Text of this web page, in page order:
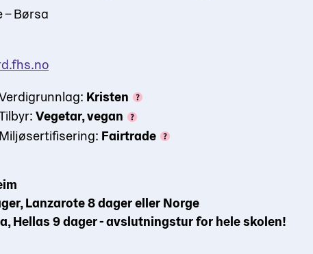
– Børsa
Kristen
Vegetar, vegan
Miljøsertifisering: Fairtrade
Lanzarote 8 dager eller Norge
Hellas 9 dager - avslutningstur for hele skolen!